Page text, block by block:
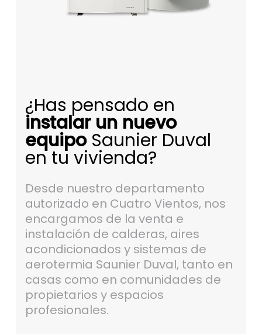
¿Has pensado en
instalar un nuevo
equipoSaunier Duval
en tu vivienda?
Desde nuestro departamento
autorizado en Cuatro Vientos, nos
encargamos de la venta e
instalación de calderas, aires
acondicionados y sistemas de
aerotermia Saunier Duval, tanto en
casas como en comunidades de
propietarios y espacios
profesionales.